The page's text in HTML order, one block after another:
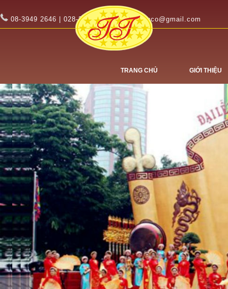
08-3949 2646 | 028-3949 2647 tinhtuco@gmail.com
TRANG CHỦ GIỚI THIỆU